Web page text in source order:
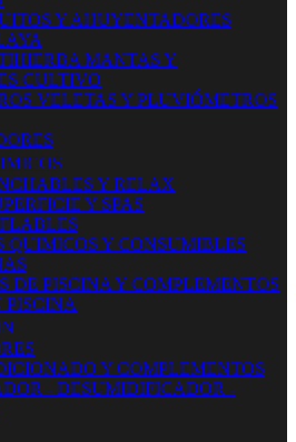
Y AHUYENTADORES
MANTAS Y
CULTIVO
VELETAS Y PLUVIÓMETROS
Y RELAX
Y SPAS
QUIMICOS Y CONSUMIBLES
DE PISCINA Y COMPLEMENTOS
PISCINA
Y COMPLEMENTOS
- DESUMIDIFICADOR -